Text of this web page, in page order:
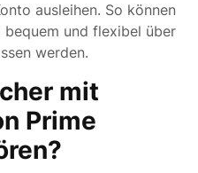
ausleihen. So können
und flexibel über
werden.
mit
Prime